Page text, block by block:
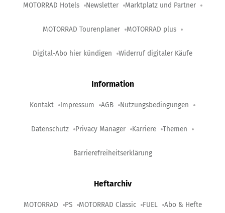
MOTORRAD Hotels Newsletter Marktplatz und Partner
MOTORRAD Tourenplaner MOTORRAD plus
Digital-Abo hier kündigen Widerruf digitaler Käufe
Information
Kontakt Impressum AGB Nutzungsbedingungen
Datenschutz Privacy Manager Karriere Themen
Barrierefreiheitserklärung
Heftarchiv
MOTORRAD PS MOTORRAD Classic FUEL Abo & Hefte